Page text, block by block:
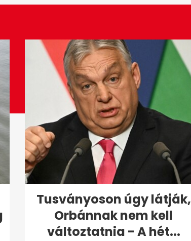
Tusványoson úgy látják,
Orbánnak nem kell
változtatnia - A hét...